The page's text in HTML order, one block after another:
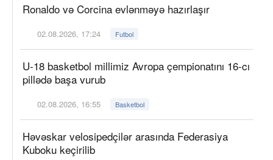
Ronaldo və Corcina evlənməyə hazırlaşır
02.08.2026, 17:24 Futbol
U-18 basketbol millimiz Avropa çempionatını 16-cı
pillədə başa vurub
02.08.2026, 16:55 Basketbol
Həvəskar velosipedçilər arasında Federasiya
Kuboku keçirilib